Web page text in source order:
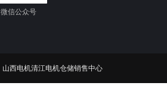
山西电机清江电机仓储销售中心
微信公众号